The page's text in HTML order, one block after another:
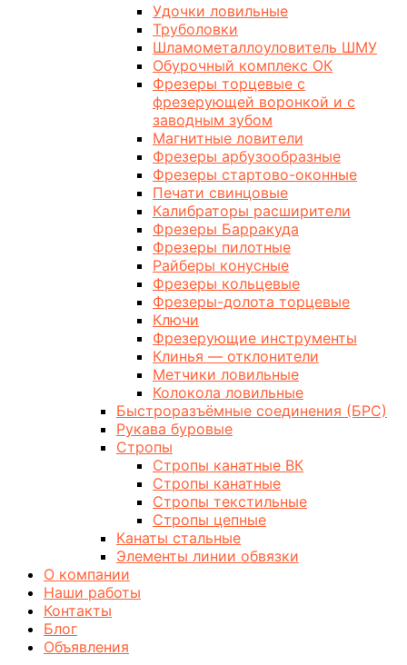
Удочки ловильные
Труболовки
Шламометаллоуловитель ШМУ
Обурочный комплекс ОК
Фрезеры торцевые с
фрезерующей воронкой и с
заводным зубом
Магнитные ловители
Фрезеры арбузообразные
Фрезеры стартово-оконные
Печати свинцовые
Калибраторы расширители
Фрезеры Барракуда
Фрезеры пилотные
Райберы конусные
Фрезеры кольцевые
Фрезеры-долота торцевые
Ключи
Фрезерующие инструменты
Клинья — отклонители
Метчики ловильные
Колокола ловильные
Быстроразъёмные соединения (БРС)
Рукава буровые
Стропы
Стропы канатные ВК
Стропы канатные
Стропы текстильные
Стропы цепные
Канаты стальные
Элементы линии обвязки
О компании
Наши работы
Контакты
Блог
Объявления